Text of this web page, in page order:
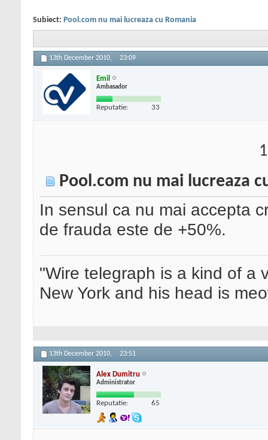
Subiect: Pool.com nu mai lucreaza cu Romania
13th December 2010, 23:09
Emil
Ambasador
Reputatie: 33
Pool.com nu mai lucreaza
In sensul ca nu mai accepta
de frauda este de +50%.
"Wire telegraph is a kind of a
New York and his head is
13th December 2010, 23:51
Alex Dumitru
Administrator
Reputatie: 65